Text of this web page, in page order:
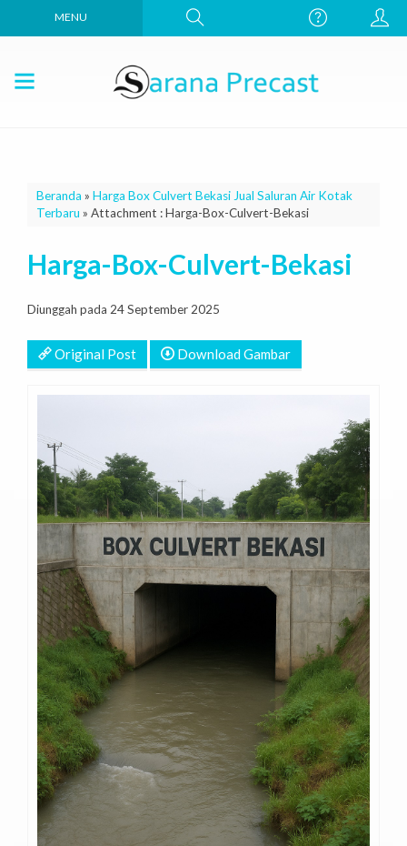
MENU
Beranda » Harga Box Culvert Bekasi Jual Saluran Air Kotak
Terbaru » Attachment : Harga-Box-Culvert-Bekasi
Harga-Box-Culvert-Bekasi
Diunggah pada 24 September 2025
Original Post Download Gambar